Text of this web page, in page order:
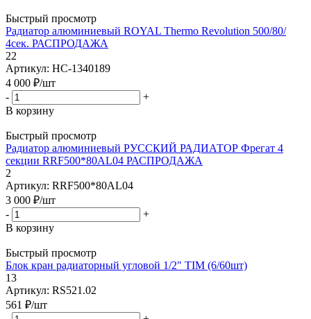
Быстрый просмотр
Радиатор алюминиевый ROYAL Thermo Revolution 500/80/
4сек. РАСПРОДАЖА
22
Артикул: НС-1340189
4 000 ₽/шт
-
+
В корзину
Быстрый просмотр
Радиатор алюминиевый РУССКИЙ РАДИАТОР Фрегат 4
секции RRF500*80AL04 РАСПРОДАЖА
2
Артикул: RRF500*80AL04
3 000 ₽/шт
-
+
В корзину
Быстрый просмотр
Блок кран радиаторный угловой 1/2" TIM (6/60шт)
13
Артикул: RS521.02
561 ₽/шт